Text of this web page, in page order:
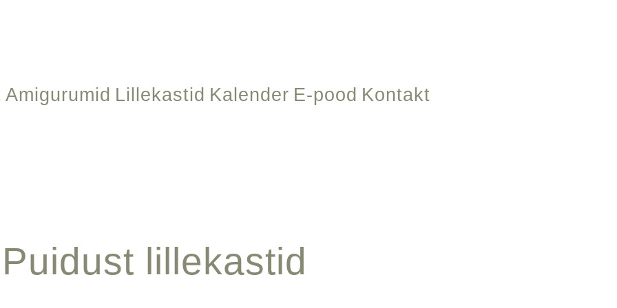
Amigurumid Lillekastid Kalender E-pood Kontakt
Puidust lillekastid